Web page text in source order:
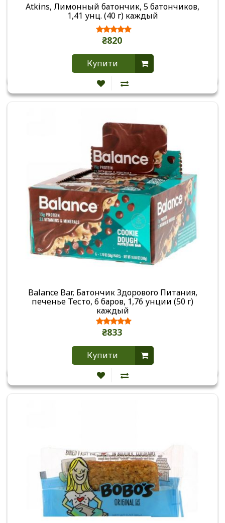
Atkins, Лимонный батончик, 5 батончиков,
1,41 унц. (40 г) каждый
₴820
Купити
Balance Bar, Батончик Здорового Питания,
печенье Тесто, 6 баров, 1,76 унции (50 г)
каждый
₴833
Купити